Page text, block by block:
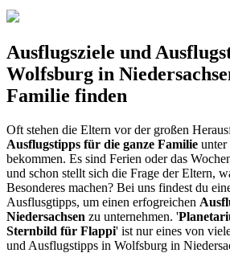
Ausflugsziele und
Wolfsburg in
Familie finden
Oft stehen die Eltern vor der großen
Ausflugstipps für die ganze Familie unter
bekommen. Es sind Ferien oder das
und schon stellt sich die Frage der Eltern,
Besonderes machen? Bei uns findest du
Ausflusgtipps, um einen erfogreichen
Niedersachsen zu unternehmen. '
Sternbild für Flappi' ist nur eines von
und Ausflugstipps in Wolfsburg in